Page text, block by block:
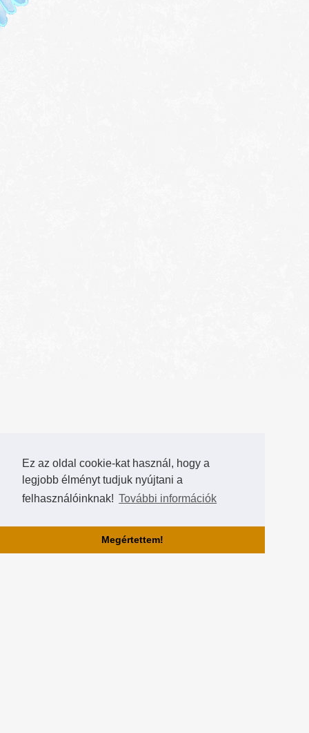
Ez az oldal cookie-kat használ, hogy a
legjobb élményt tudjuk nyújtani a
felhasználóinknak! További információk
Megértettem!